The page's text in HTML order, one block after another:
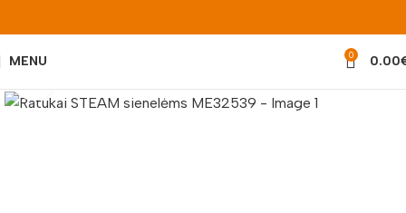
MENU 0 0.00